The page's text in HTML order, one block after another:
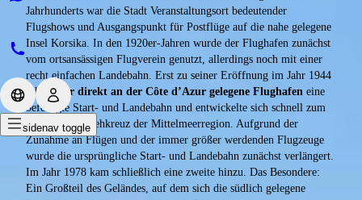
sidenav toggle
Jahrhunderts war die Stadt Veranstaltungsort bedeutender
Flugshows und Ausgangspunkt für Postflüge auf die nahe gelegene
Insel Korsika. In den 1920er-Jahren wurde der Flughafen zunächst
vom ortsansässigen Flugverein genutzt, allerdings noch mit einer
recht einfachen Landebahn. Erst zu seiner Eröffnung im Jahr 1944
erhielt
der direkt an der Côte d’Azur gelegene Flughafen eine
befestigte Start- und Landebahn und entwickelte sich schnell zum
Luftverkehrsdrehkreuz der Mittelmeerregion. Aufgrund der
Zunahme an Flügen und der immer größer werdenden Flugzeuge
wurde die ursprüngliche Start- und Landebahn zunächst verlängert.
Im Jahr 1978 kam schließlich eine zweite hinzu. Das Besondere:
Ein Großteil des Geländes, auf dem sich die südlich gelegene